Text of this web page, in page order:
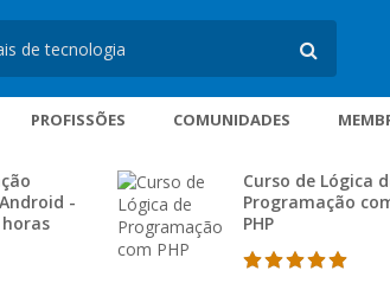
PROFISSÕES COMUNIDADES
-
Curso de Lógica
Programação
PHP